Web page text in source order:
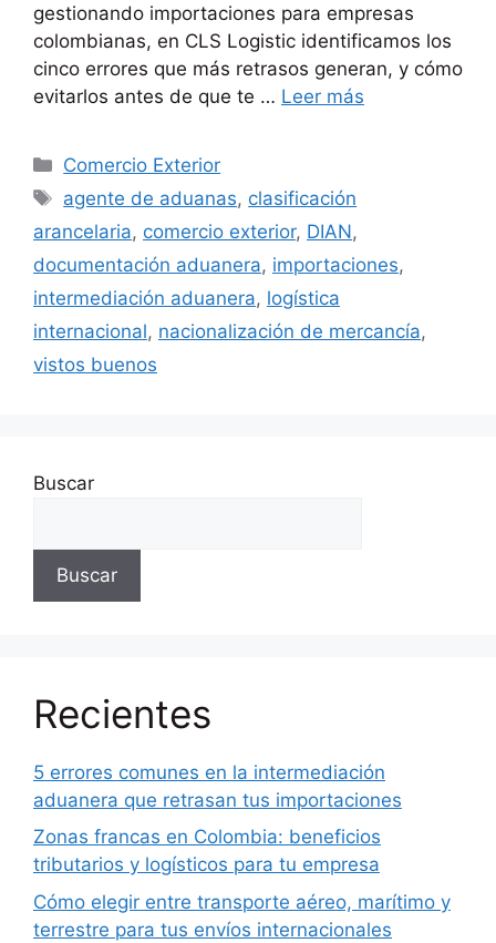
gestionando importaciones para empresas
colombianas, en CLS Logistic identificamos los
cinco errores que más retrasos generan, y cómo
evitarlos antes de que te … Leer más
Categorías
Comercio Exterior
Etiquetas
agente de aduanas, clasificación
arancelaria, comercio exterior, DIAN,
documentación aduanera, importaciones,
intermediación aduanera, logística
internacional, nacionalización de mercancía,
vistos buenos
Buscar
Buscar
Recientes
5 errores comunes en la intermediación
aduanera que retrasan tus importaciones
Zonas francas en Colombia: beneficios
tributarios y logísticos para tu empresa
Cómo elegir entre transporte aéreo, marítimo y
terrestre para tus envíos internacionales